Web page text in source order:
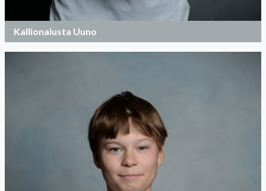
Kallionalusta Uuno